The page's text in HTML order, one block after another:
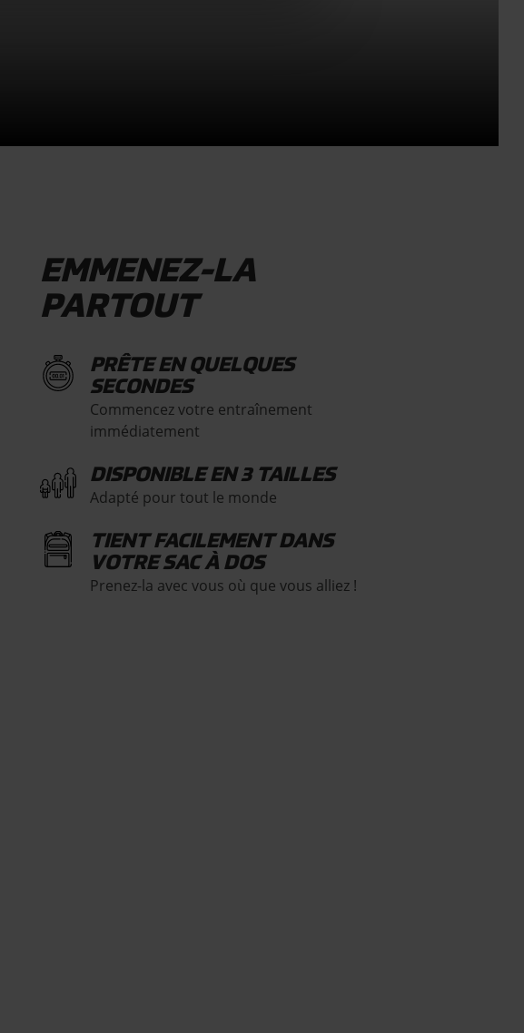
EMMENEZ-LA
PARTOUT
PRÊTE EN QUELQUES
SECONDES
Commencez votre entraînement
immédiatement
DISPONIBLE EN 3 TAILLES
Adapté pour tout le monde
TIENT FACILEMENT DANS
VOTRE SAC À DOS
Prenez-la avec vous où que vous alliez !